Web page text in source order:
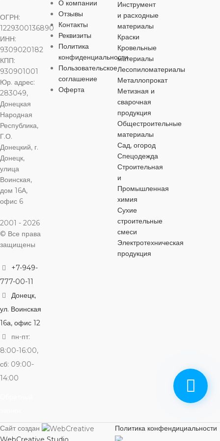
ТИП
ПРИСОЕДИНЕНИЯ
сварное
25 мм,
ПРИСОЕДИНЕНИЯ
сварное
ДИАМЕТР
40 мм,50 мм
ТИП
ПРИСОЕДИНЕНИЯ
сварное
ОГРН:
1229300136890
ИНН:
9309020182
КПП:
930901001
Юр. адрес:
283049,
Донецкая
Народная
Республика,
Г.О.
Донецкий, г.
Донецк,
улица
Воинская,
дом 16А,
офис 6
2001 - 2026
© Все права
защищены
+7-949-
777-00-11
Донецк,
ул. Воинская
16а, офис 12
пн-пт:
8:00-16:00,
сб: 09:00-
14:00
О компании
Отзывы
Контакты
Реквизиты
Политика
конфиденциальности
Пользовательское
соглашение
Оферта
Инструмент
и расходные
материалы
Краски
Кровельные
материалы
Лесопиломатериалы
Металлопрокат
Метизная и
сварочная
продукция
Общестроительные
материалы
Сад, огород
Спецодежда
Строительная
и
Промышленная
химия
Сухие
строительные
смеси
Электротехническая
продукция
Сайт создан
Политика конфендициальности